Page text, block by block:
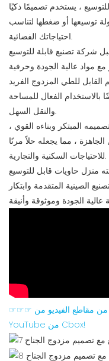
، يستخدم تصميمًا ذكيًا
توسيعها أو ضغطها لتناسب
احتياجاتك الفضائية.
شركة تصنيع قابلة للتوسيع
القابل للطي المزدوج الفريد
الفعال للمساحة
والنقل السهل.
المبتكر وبناءه القوي ،
، مما يجعله حلاً مرنًا
للاحتياجات السكنية والتجارية.
منزل حاويات قابل للتوسيع
الصينية المتقدمة وابتكار
☞☞☞ قم بربط هذا الرابط لعرض المزيد من مقاطع الفيديو من
YouTube من Cbox!